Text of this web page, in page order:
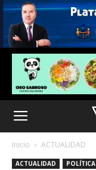
Inicio ACTUALIDAD
ACTUALIDAD POLÍTICA